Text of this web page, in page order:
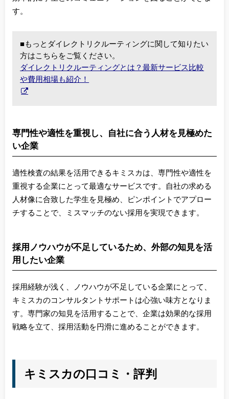
す。
■もっとダイレクトリクルーティングに関して知りたい
方はこちらをご覧ください。
ダイレクトリクルーティングとは？最新サービス比較
や費用相場も紹介！
専門性や適性を重視し、自社に合う人材を見極めた
い企業
適性検査の結果を活用できるキミスカは、専門性や適性を
重視する企業にとって最適なサービスです。自社の求める
人材像に合致した学生を見極め、ピンポイントでアプロー
チすることで、ミスマッチのない採用を実現できます。
採用ノウハウが不足しているため、外部の知見を活
用したい企業
採用経験が浅く、ノウハウが不足している企業にとって、
キミスカのコンサルタントサポートは心強い味方となりま
す。専門家の知見を活用することで、企業は効果的な採用
戦略を立て、採用活動を円滑に進めることができます。
キミスカの口コミ・評判